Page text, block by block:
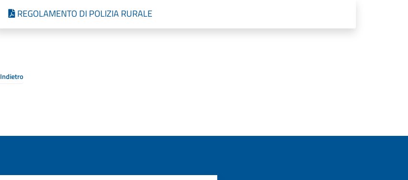
REGOLAMENTO DI POLIZIA RURALE
Indietro